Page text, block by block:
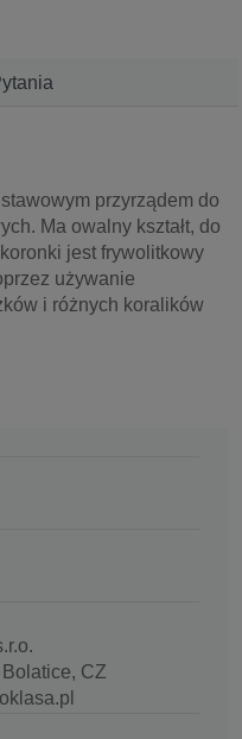
przyrządem do
Ma owalny kształt, do
jest frywolitkowy
używanie
i różnych koralików
CZ